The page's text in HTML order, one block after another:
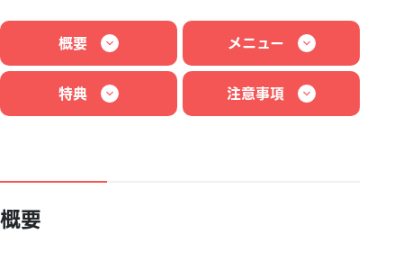
概要 メニュー
特典 注意事項
概要